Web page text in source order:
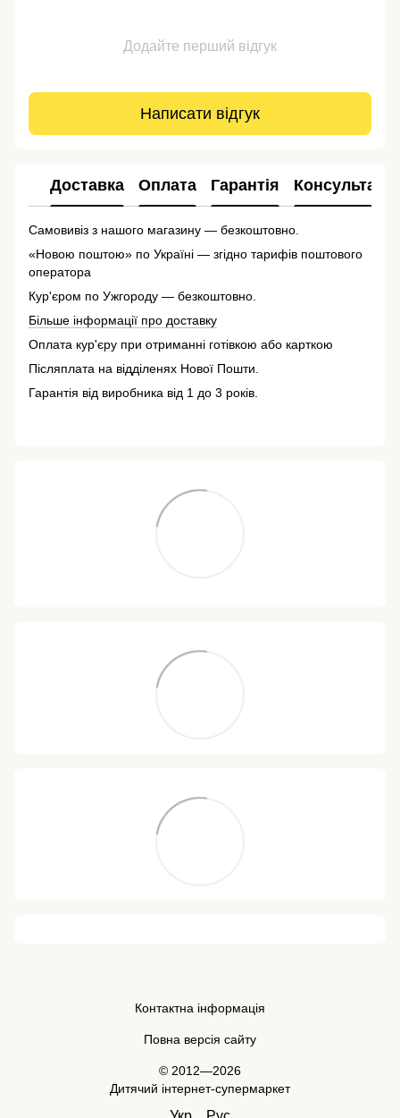
Додайте перший відгук
Написати відгук
Доставка Оплата Гарантія Консультація
Самовивіз з нашого магазину — безкоштовно.
«Новою поштою» по Україні — згідно тарифів поштового
оператора
Кур'єром по Ужгороду — безкоштовно.
Більше інформації про доставку
Оплата кур'єру при отриманні готівкою або карткою
Післяплата на відділенях Нової Пошти.
Гарантія від виробника від 1 до 3 років.
Контактна інформація
Повна версія сайту
© 2012—2026
Дитячий інтернет-супермаркет